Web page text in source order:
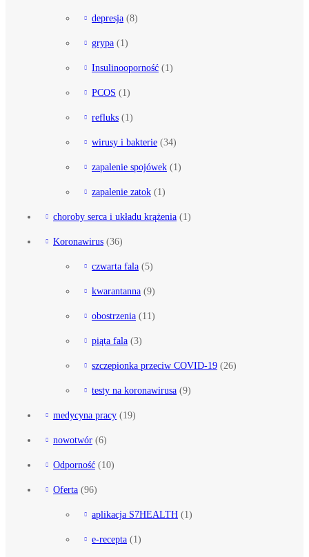
depresja (8)
grypa (1)
Insulinooporność (1)
PCOS (1)
refluks (1)
wirusy i bakterie (34)
zapalenie spojówek (1)
zapalenie zatok (1)
choroby serca i układu krążenia (1)
Koronawirus (36)
czwarta fala (5)
kwarantanna (9)
obostrzenia (11)
piąta fala (3)
szczepionka przeciw COVID-19 (26)
testy na koronawirusa (9)
medycyna pracy (19)
nowotwór (6)
Odporność (10)
Oferta (96)
aplikacja S7HEALTH (1)
e-recepta (1)